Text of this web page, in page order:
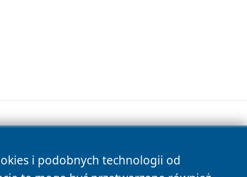
i podobnych technologii od